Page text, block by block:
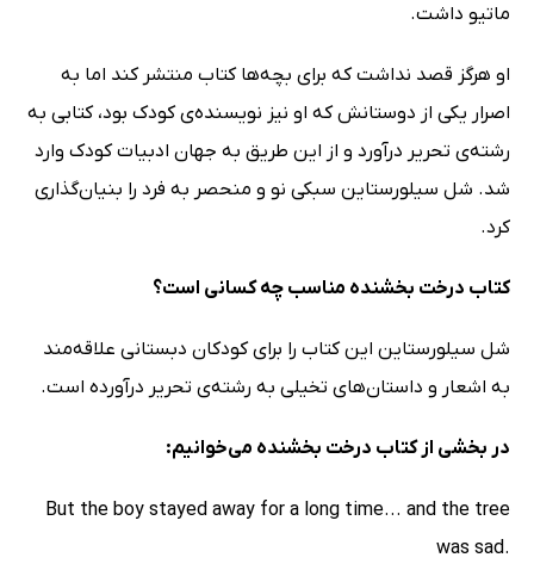
ماتیو داشت.
او هرگز قصد نداشت که برای بچه‌ها کتاب منتشر کند اما به
اصرار یکی از دوستانش که او نیز نویسنده‌ی کودک بود، کتابی به
رشته‌ی تحریر درآورد و از این طریق به جهان ادبیات کودک وارد
شد. شل سیلورستاین سبکی نو و منحصر به فرد را بنیان‌گذاری
کرد.
کتاب درخت بخشنده مناسب چه کسانی است؟
شل سیلورستاین این کتاب را برای کودکان دبستانی علاقه‌مند
به اشعار و داستان‌های تخیلی به رشته‌ی تحریر درآورده است.
در بخشی از کتاب درخت بخشنده می‌خوانیم:
But the boy stayed away for a long time... and the tree
was sad.